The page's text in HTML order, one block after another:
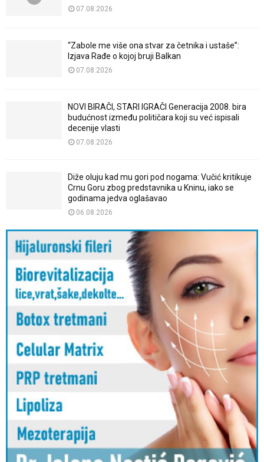
07.08.2026
“Zabole me više ona stvar za četnika i ustaše”:
Izjava Rađe o kojoj bruji Balkan
07.08.2026
NOVI BIRAČI, STARI IGRAČI Generacija 2008. bira
budućnost između političara koji su već ispisali
decenije vlasti
07.08.2026
Diže oluju kad mu gori pod nogama: Vučić kritikuje
Crnu Goru zbog predstavnika u Kninu, iako se
godinama jedva oglašavao
06.08.2026